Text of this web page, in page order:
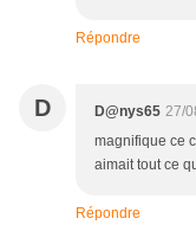
Répondre
D D@nys65 27/
magnifique ce
aimait tout ce
Répondre